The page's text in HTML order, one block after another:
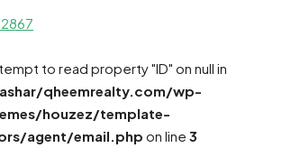
to read property "ID" on null in
qheemrealty.com/wp-
houzez/template-
agent/email.php on line 3